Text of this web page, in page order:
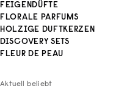
FEIGENDÜFTE
FLORALE PARFUMS
HOLZIGE DUFTKERZEN
DISCOVERY SETS
FLEUR DE PEAU
Aktuell beliebt